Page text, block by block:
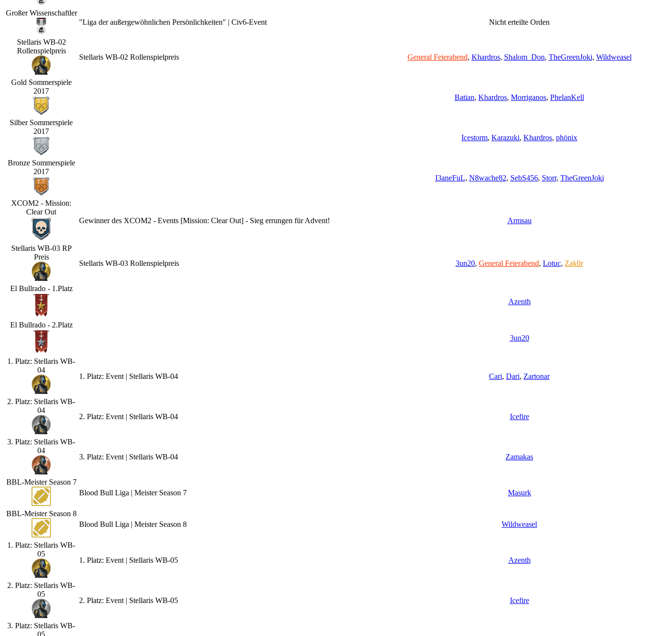
Großer Wissenschaftler
"Liga der außergewöhnlichen Persönlichkeiten" | Civ6-Event
Nicht erteilte Orden
Stellaris WB-02
Rollenspielpreis
Stellaris WB-02 Rollenspielpreis General Feierabend, Khardros, Shalom_Don, TheGreenJoki, Wildweasel
Gold Sommerspiele
2017
Batian, Khardros, Morriganos, PhelanKell
Silber Sommerspiele
2017
Icestorm, Karazuki, Khardros, phönix
Bronze Sommerspiele
2017
I3aneFuL, N8wache82, SebS456, Storr, TheGreenJoki
XCOM2 - Mission:
Clear Out
Gewinner des XCOM2 - Events [Mission: Clear Out] - Sieg errungen für Advent!
Armsau
Stellaris WB-03 RP
Preis
Stellaris WB-03 Rollenspielpreis 3un20, General Feierabend, Lotuc, Zak0r
El Bullrado - 1.Platz
Azenth
El Bullrado - 2.Platz
3un20
1. Platz: Stellaris WB-
04
1. Platz: Event | Stellaris WB-04 Cari, Dari, Zartonar
2. Platz: Stellaris WB-
04
2. Platz: Event | Stellaris WB-04 Icefire
3. Platz: Stellaris WB-
04
3. Platz: Event | Stellaris WB-04 Zamakas
BBL-Meister Season 7
Blood Bull Liga | Meister Season 7
Masurk
BBL-Meister Season 8
Blood Bull Liga | Meister Season 8
Wildweasel
1. Platz: Stellaris WB-
05
1. Platz: Event | Stellaris WB-05 Azenth
2. Platz: Stellaris WB-
05
2. Platz: Event | Stellaris WB-05 Icefire
3. Platz: Stellaris WB-
05